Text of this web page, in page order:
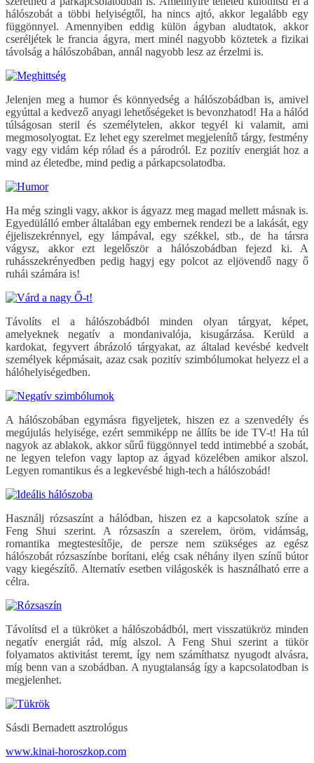
hálószobát a többi helyiségtől, ha nincs ajtó, akkor legalább egy
függönnyel. Amennyiben eddig külön ágyban aludtatok, akkor
cseréljétek le francia ágyra, mert minél nagyobb köztetek a fizikai
távolság a hálószobában, annál nagyobb lesz az érzelmi is.
Jelenjen meg a humor és könnyedség a hálószobádban is, amivel
egyúttal a kedvező anyagi lehetőségeket is bevonzhatod! Ha a hálód
túlságosan steril és személytelen, akkor tegyél ki valamit, ami
megmosolyogtat. Ez lehet egy szerelmet megjelenítő tárgy, festmény
vagy egy vidám kép rólad és a párodról. Ez pozitív energiát hoz a
mind az életedbe, mind pedig a párkapcsolatodba.
Ha még szingli vagy, akkor is ágyazz meg magad mellett másnak is.
Egyedülálló ember általában egy embernek rendezi be a lakását, egy
éjjeliszekrénnyel, egy lámpával, egy székkel, stb., de ha társra
vágysz, akkor ezt legelőször a hálószobádban fejezd ki. A
ruhásszekrényedben pedig hagyj egy polcot az eljövendő nagy ő
ruhái számára is!
Távolíts el a hálószobádból minden olyan tárgyat, képet,
amelyeknek negatív a mondanivalója, kisugárzása. Kerüld a
kardokat, fegyvert ábrázoló tárgyakat, az általad kevésbé kedvelt
személyek képmásait, azaz csak pozitív szimbólumokat helyezz el a
hálóhelyiségedben.
A hálószobában egymásra figyeljetek, hiszen ez a szenvedély és
megújulás helyisége, ezért semmiképp ne állíts be ide TV-t! Ha túl
nagyok az ablakok, akkor sűrű függönnyel tedd intimebbé a szobát,
ne legyen telefon vagy laptop az ágyad közelében amikor alszol.
Legyen romantikus és a legkevésbé high-tech a hálószobád!
Használj rózsaszínt a hálódban, hiszen ez a kapcsolatok színe a
Feng Shui szerint. A rózsaszín a szerelem, öröm, vidámság,
romantika megtestesítője, de persze nem szükséges az egész
hálószobát rózsaszínbe borítani, elég csak néhány ilyen színű bútor
vagy kiegészítő. Alternatív esetben világoskék is használható erre a
célra.
Távolítsd el a tükröket a hálószobádból, mert visszatükröz minden
negatív energiát rád, míg alszol. A Feng Shui szerint a tükör
folyamatos aktivitást teremt, így nem számíthatsz nyugodt alvásra,
míg benn van a szobádban. A nyugtalanság így a kapcsolatodban is
megjelenhet.
Sásdi Bernadett asztrológus
www.kinai-horoszkop.com